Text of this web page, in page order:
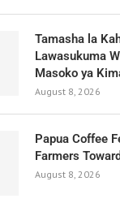
Tamasha la
Lawasukuma
Masoko ya
August 8, 2026
Papua Coffee
Farmers
August 8, 2026